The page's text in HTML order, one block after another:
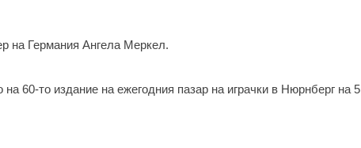
на Германия Ангела Меркел.
60-то издание на ежегодния пазар на играчки в Нюрнберг на 5